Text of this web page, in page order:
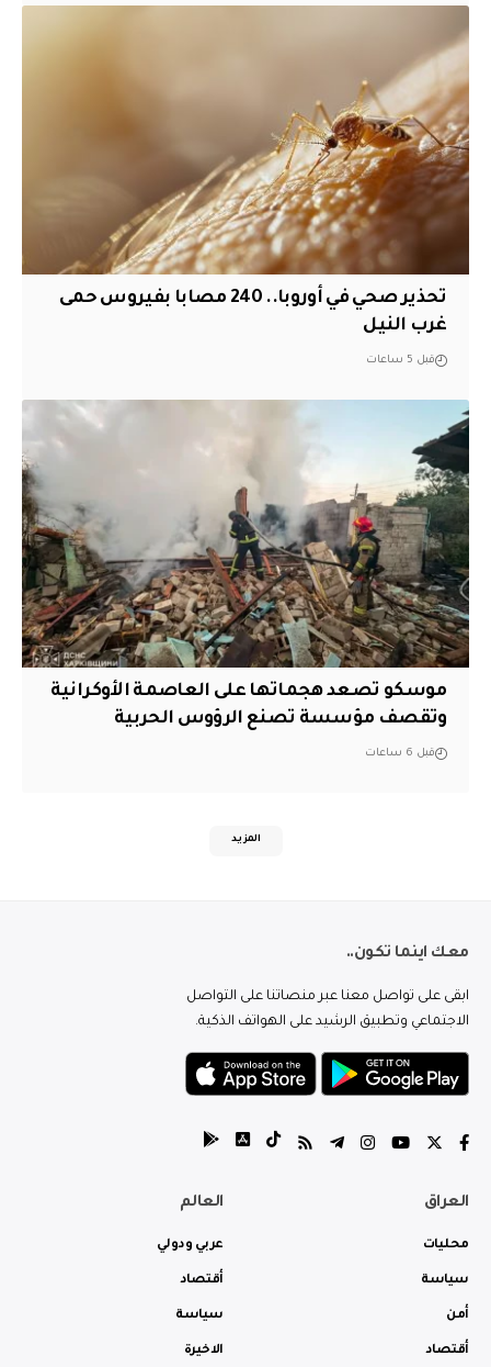
تحذير صحي في أوروبا.. 240 مصابا بفيروس حمى
غرب النيل
قبل 5 ساعات
موسكو تصعد هجماتها على العاصمة الأوكرانية
وتقصف مؤسسة تصنع الرؤوس الحربية
قبل 6 ساعات
المزيد
معك اينما تكون..
ابقى على تواصل معنا عبر منصاتنا على التواصل
الاجتماعي وتطبيق الرشيد على الهواتف الذكية.
العراق
محليات
سياسة
أمن
أقتصاد
العالم
عربي ودولي
أقتصاد
سياسة
الاخيرة